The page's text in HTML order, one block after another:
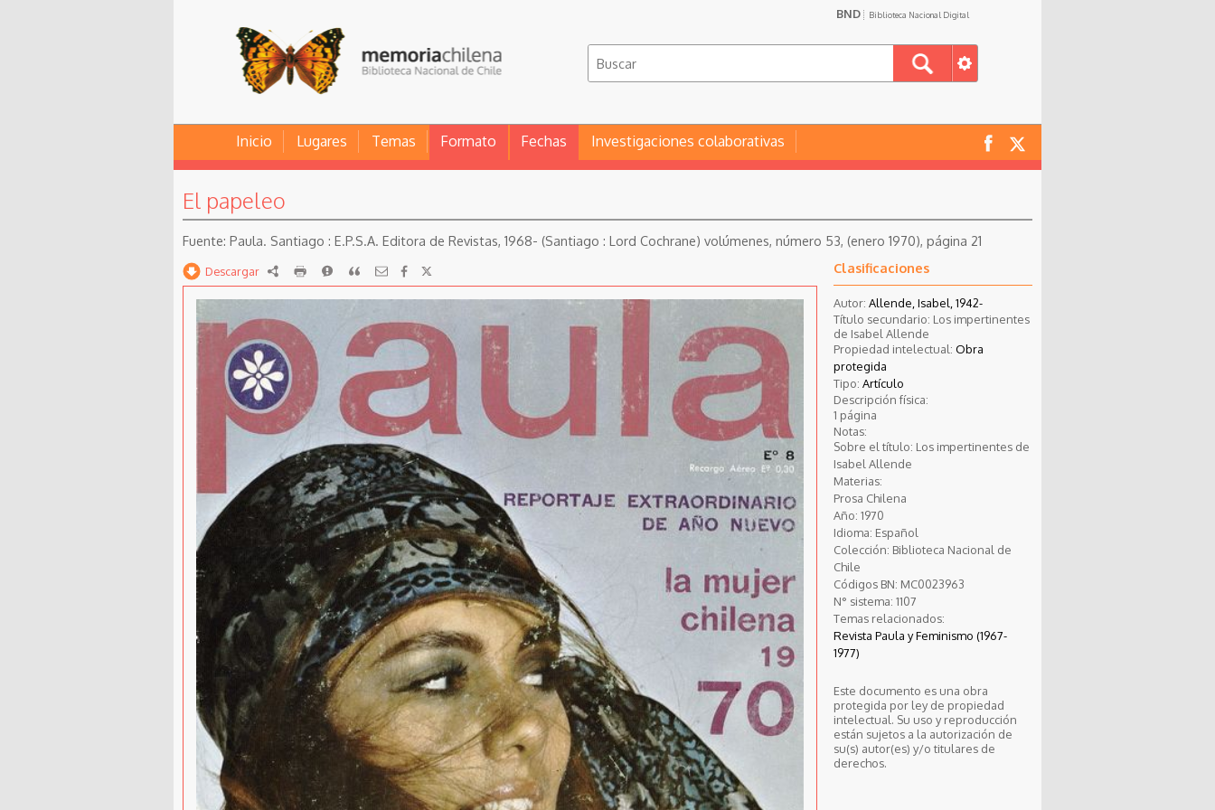
BND Biblioteca Nacional Digital
Inicio Lugares Temas Formato Fechas Investigaciones colaborativas
El papeleo
Paula. Santiago : E.P.S.A. Editora de Revistas, 1968- (Santiago : Lord Cochrane) volúmenes, número 53, (enero 1970), página 21
Descargar RDF imprimirReportarCitar Clasificaciones
Autor: Allende, Isabel, 1942-
Título secundario: Los impertinentes
de Isabel Allende
Propiedad intelectual: Obra
protegida
Tipo: Artículo
Descripción física:
1 página
Notas:
Sobre el título: Los impertinentes de
Isabel Allende
Materias:
Prosa Chilena
Año: 1970
Idioma: Español
Colección: Biblioteca Nacional de
Chile
Códigos BN: MC0023963
N° sistema: 1107
Temas relacionados:
Revista Paula y Feminismo (1967-
1977)
Este documento es una obra
protegida por ley de propiedad
intelectual. Su uso y reproducción
están sujetos a la autorización de
su(s) autor(es) y/o titulares de
derechos.